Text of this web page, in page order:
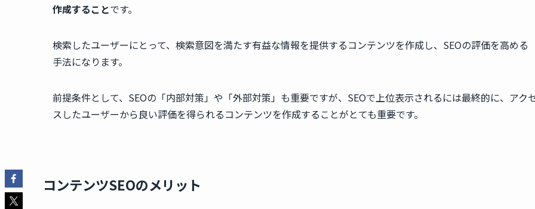
作成することです。
検索したユーザーにとって、検索意図を満たす有益な情報を提供するコンテンツを作成し、SEOの評価を高める
手法になります。
前提条件として、SEOの「内部対策」や「外部対策」も重要ですが、SEOで上位表示されるには最終的に、アク
スしたユーザーから良い評価を得られるコンテンツを作成することがとても重要です。
コンテンツSEOのメリット